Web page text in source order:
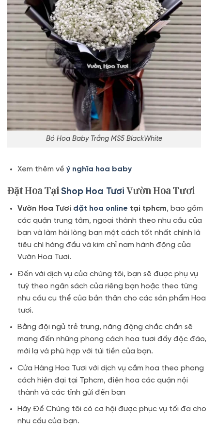
Bó Hoa Baby Trắng MS5 BlackWhite
Xem thêm về ý nghĩa hoa baby
Đặt Hoa TạiShop Hoa Tươi Vườn Hoa Tươi
Vườn Hoa Tươi đặt hoa online tại tphcm, bao gồm
các quận trung tâm, ngoại thành theo nhu cầu của
bạn và làm hài lòng bạn một cách tốt nhất chính là
tiêu chí hàng đầu và kim chỉ nam hành động của
Vườn Hoa Tươi.
Đến với dịch vụ của chúng tôi, bạn sẽ được phụ vụ
tuỳ theo ngân sách của riêng bạn hoặc theo từng
nhu cầu cụ thể của bản thân cho các sản phẩm Hoa
tươi.
Bằng đội ngủ trẻ trung, năng động chắc chắn sẽ
mang đến những phong cách hoa tươi đầy độc đáo,
mới lạ và phù hợp với túi tiền của bạn.
Cửa Hàng Hoa Tươi với dịch vụ cắm hoa theo phong
cách hiện đại tại Tphcm, điện hoa các quận nội
thành và các tỉnh gửi đến bạn
Hãy Để Chúng tôi có cơ hội được phục vụ tối đa cho
nhu cầu của bạn.